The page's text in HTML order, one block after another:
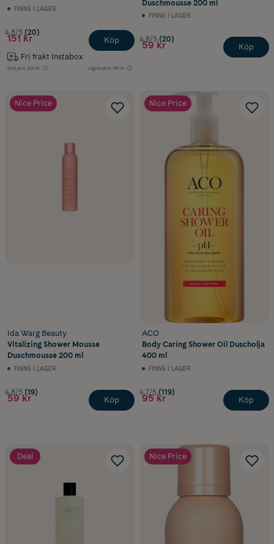
FINNS I LAGER
4.8/5 (20)
151 kr
Fri frakt Instabox
Ord.pris 201 kr Lägsta pris 161 kr
Köp
Duschmousse 200 ml
FINNS I LAGER
4.8/5 (20)
59 kr Köp
Nice Price
Ida Warg Beauty
Vitalizing Shower Mousse
Duschmousse 200 ml
FINNS I LAGER
4.8/5 (19)
59 kr Köp
Nice Price
ACO
Body Caring Shower Oil Duscholja
400 ml
FINNS I LAGER
4.7/5 (119)
95 kr Köp
Deal Nice Price